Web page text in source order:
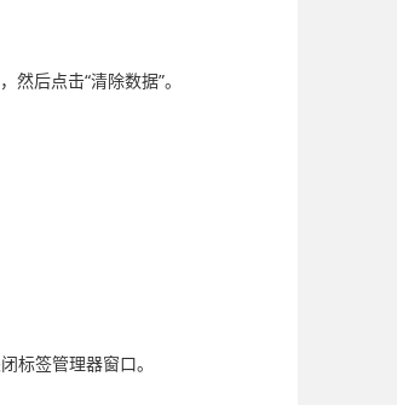
后点击“清除数据”。
标签管理器窗口。